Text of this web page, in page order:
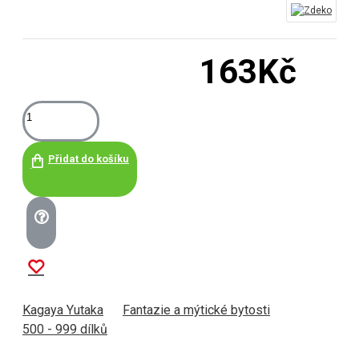
163Kč
Přidat do košíku
Kagaya Yutaka
Fantazie a mýtické bytosti
500 - 999 dílků